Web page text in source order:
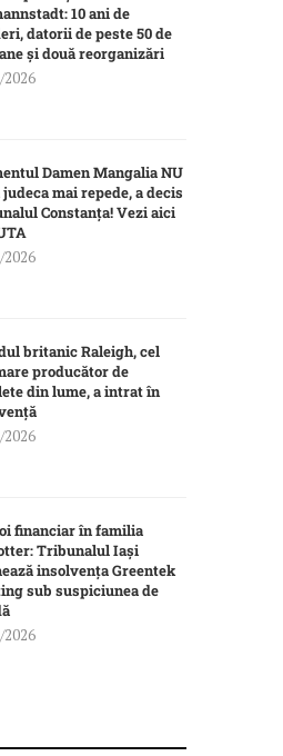
10 ani de
datorii de peste 50 de
și două reorganizări
2026
Damen Mangalia NU
judeca mai repede, a decis
Constanța! Vezi aici
2026
britanic Raleigh, cel
producător de
din lume, a intrat în
2026
financiar în familia
Tribunalul Iași
insolvența Greentek
sub suspiciunea de
2026